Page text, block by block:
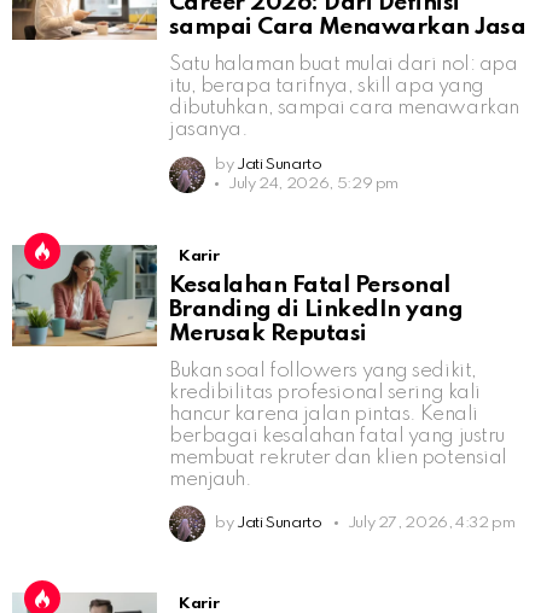
sampai Cara Menawarkan Jasa
Satu halaman buat mulai dari nol: apa
itu, berapa tarifnya, skill apa yang
dibutuhkan, sampai cara menawarkan
jasanya.
by Jati Sunarto
July 24, 2026, 5:29 pm
Karir
Kesalahan Fatal Personal
Branding di LinkedIn yang
Merusak Reputasi
Bukan soal followers yang sedikit,
kredibilitas profesional sering kali
hancur karena jalan pintas. Kenali
berbagai kesalahan fatal yang justru
membuat rekruter dan klien potensial
menjauh.
by Jati Sunarto July 27, 2026, 4:32 pm
Karir